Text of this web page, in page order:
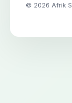
© 2026 Afrik